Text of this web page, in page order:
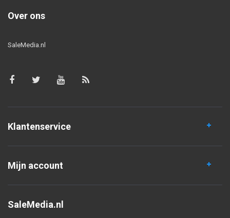
Over ons
SaleMedia.nl
Klantenservice
Mijn account
SaleMedia.nl